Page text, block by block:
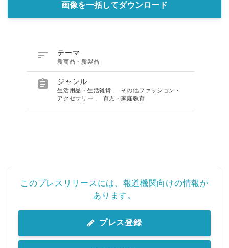
画像を一括してダウンロード
 テーマ
新商品・新製品
 ジャンル
生活用品・生活雑貨
その他ファッション・
アクセサリー
育児・家庭教育
このプレスリリースには、報道機関向けの情報が
あります。
プレス登録